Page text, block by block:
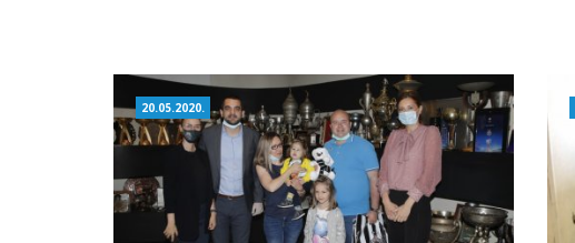
20.05.2020.